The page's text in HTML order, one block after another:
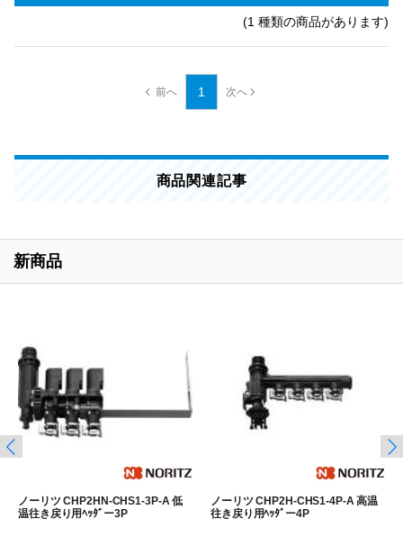
(1 種類の商品があります)
1
商品関連記事
新商品
ノーリツ CHP2HN-CHS1-3P-A 低
温往き戻り用ﾍｯﾀﾞー3P
ノーリツ CHP2H-CHS1-4P-A 高温
往き戻り用ﾍｯﾀﾞー4P